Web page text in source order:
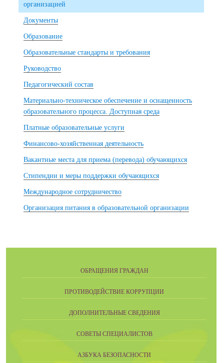
организацией
Документы
Образование
Образовательные стандарты и требования
Руководство
Педагогический состав
Материально-техническое обеспечение и оснащенность
образовательного процесса. Доступная среда
Платные образовательные услуги
Финансово-хозяйственная деятельность
Вакантные места для приема (перевода) обучающихся
Стипендии и меры поддержки обучающихся
Международное сотрудничество
Организация питания в образовательной организации
ОБРАЩЕНИЯ ГРАЖДАН
ПРОТИВОДЕЙСТВИЕ КОРРУПЦИИ
ДОПОЛНИТЕЛЬНЫЕ СВЕДЕНИЯ
СОВЕТЫ СПЕЦИАЛИСТОВ
АЗБУКА БЕЗОПАСНОСТИ